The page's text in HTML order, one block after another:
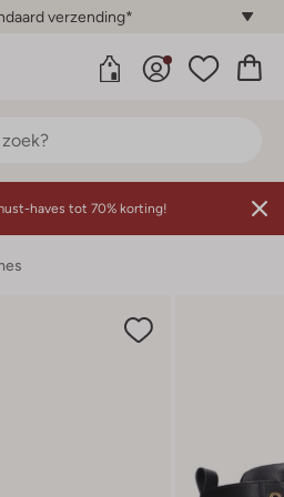
verzending*
haves tot 70% korting!